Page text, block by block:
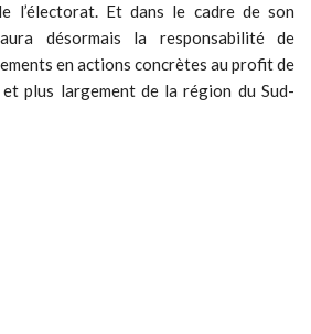
l’électorat. Et dans le cadre de son
désormais la responsabilité de
en actions concrètes au profit de
et plus largement de la région du Sud-